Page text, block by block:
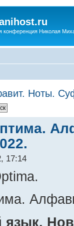
конференция Николая
Ноты.
17:14
язык.